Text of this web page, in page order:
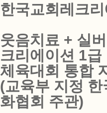
한국교회레크
웃음치료 + 실
크리에이션 1급
체육대회 통합
(교육부 지정
화협회 주관)